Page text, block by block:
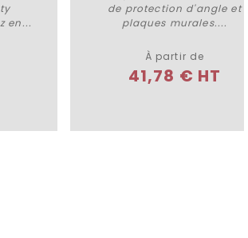
en...
de protection d'angle et
plaques murales....
À partir de
41,78 € HT